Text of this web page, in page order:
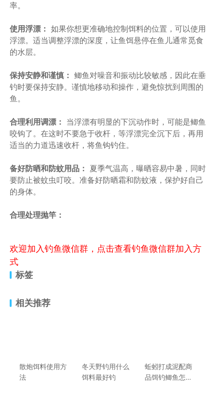
率。
使用浮漂： 如果你想更准确地控制饵料的位置，可以使用
浮漂。适当调整浮漂的深度，让鱼饵悬停在鱼儿通常觅食
的水层。
保持安静和谨慎： 鲫鱼对噪音和振动比较敏感，因此在垂
钓时要保持安静。谨慎地移动和操作，避免惊扰到周围的
鱼。
合理利用调漂： 当浮漂有明显的下沉动作时，可能是鲫鱼
咬钩了。在这时不要急于收杆，等浮漂完全沉下后，再用
适当的力道迅速收杆，将鱼钩钓住。
备好防晒和防蚊用品： 夏季气温高，曝晒容易中暑，同时
要防止被蚊虫叮咬。准备好防晒霜和防蚊液，保护好自己
的身体。
合理处理抛竿：
欢迎加入钓鱼微信群，点击查看钓鱼微信群加入方
式
标签
相关推荐
散炮饵料使用方
法
冬天野钓用什么
饵料最好钓
蚯蚓打成泥配商
品饵钓鲫鱼怎么